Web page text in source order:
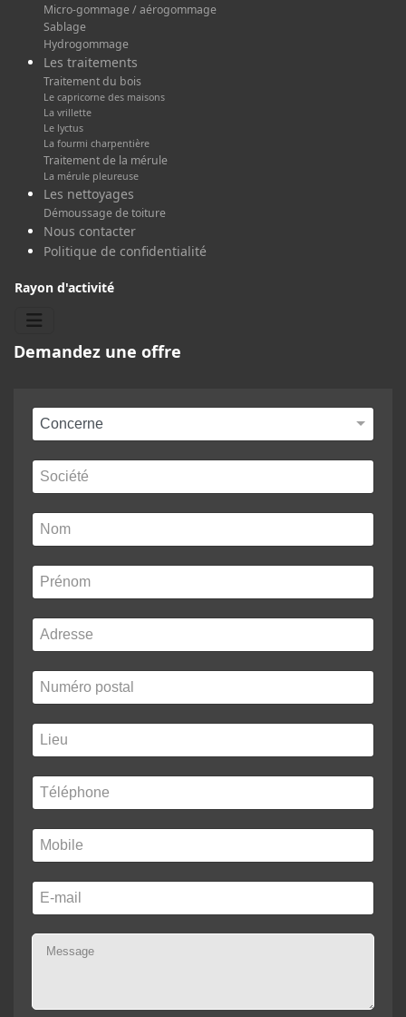
Micro-gommage / aérogommage
Sablage
Hydrogommage
Les traitements
Traitement du bois
Le capricorne des maisons
La vrillette
Le lyctus
La fourmi charpentière
Traitement de la mérule
La mérule pleureuse
Les nettoyages
Démoussage de toiture
Nous contacter
Politique de confidentialité
Rayon d'activité
Demandez une offre